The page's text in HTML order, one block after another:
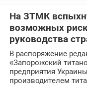
На ЗТМК
возможных
руководства
В распоряжение
«Запорожский
предприятия
производителем